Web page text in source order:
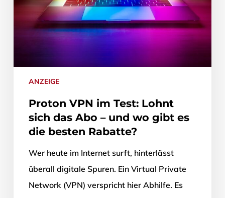
ANZEIGE
Proton VPN im Test: Lohnt
sich das Abo – und wo gibt es
die besten Rabatte?
Wer heute im Internet surft, hinterlässt
überall digitale Spuren. Ein Virtual Private
Network (VPN) verspricht hier Abhilfe. Es